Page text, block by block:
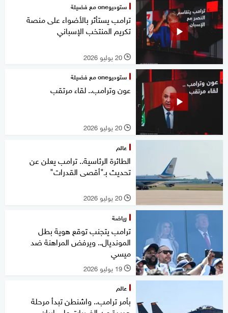
ستوديوone مع فضيلة
ترامب يستأثر بالأضواء على منصة
تكريم المنتخب الإسباني
l 20 يوليو 2026
ستوديوone مع فضيلة
عون وترامب.. لقاء مرتقب
l 20 يوليو 2026
عالم
الطائرة الرئاسية.. ترامب يعلن عن
تحديث بـ"أقصى القدرات"
l 20 يوليو 2026
رياضة
ترامب يتجنب توقع هوية بطل
المونديال.. ويرفض المراهنة ضد
ميسي
l 19 يوليو 2026
عالم
بأمر ترامب.. واشنطن تبدأ مرحلة